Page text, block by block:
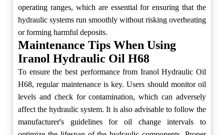
operating ranges, which are essential for ensuring that the
hydraulic systems run smoothly without risking overheating
or forming harmful deposits.
Maintenance Tips When Using
Iranol Hydraulic Oil H68
To ensure the best performance from Iranol Hydraulic Oil
H68, regular maintenance is key. Users should monitor oil
levels and check for contamination, which can adversely
affect the hydraulic system. It is also advisable to follow the
manufacturer's guidelines for oil change intervals to